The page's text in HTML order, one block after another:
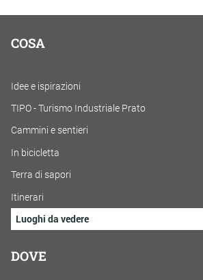
COSA
Idee e ispirazioni
TIPO - Turismo Industriale Prato
Cammini e sentieri
In bicicletta
Terra di sapori
Itinerari
Luoghi da vedere
DOVE